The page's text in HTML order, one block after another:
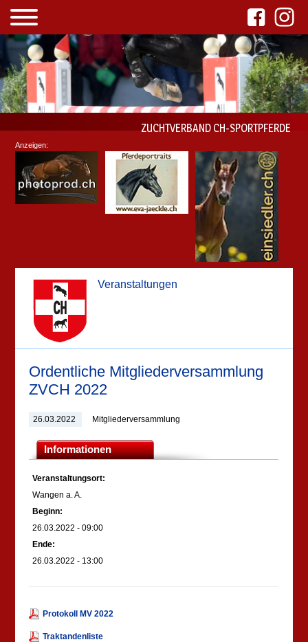
ZUCHTVERBAND CH-SPORTPFERDE
Veranstaltungen
Ordentliche Mitgliederversammlung
ZVCH 2022
26.03.2022 Mitgliederversammlung
Informationen
Veranstaltungsort:
Wangen a. A.
Beginn:
26.03.2022 - 09:00
Ende:
26.03.2022 - 13:00
Protokoll MV 2022
Traktandenliste
Anzeigen: